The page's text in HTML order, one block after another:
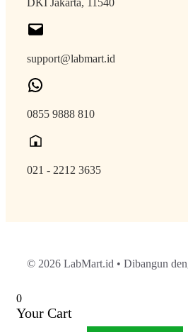
support@labmart.id
0855 9888 810
021 - 2212 3635
© 2026 LabMart.id • Dibangun
0
Your Cart